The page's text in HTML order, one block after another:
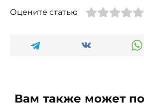
Оцените статью
Вам также может